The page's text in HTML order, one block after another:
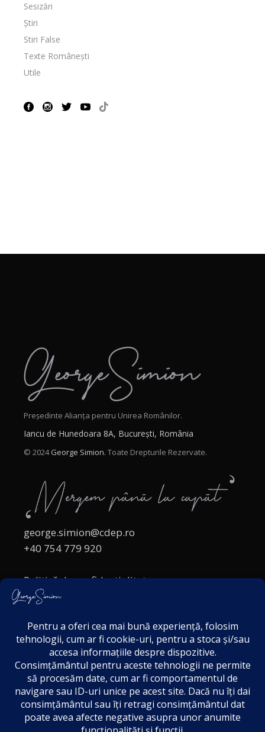
Sesizări
Știri
Stiri False
Texte Românești
Utile
Președinte Alianța pentru Unirea Românilor.
Iancu de Hunedoara 8A, București, România
© 2024George Simion. Toate Drepturile Rezervate.
george.simion@cdep.ro
+40 754 779 920
Politică de confidențialitate
Politica cookies
Acordul de markting
Disclaimer